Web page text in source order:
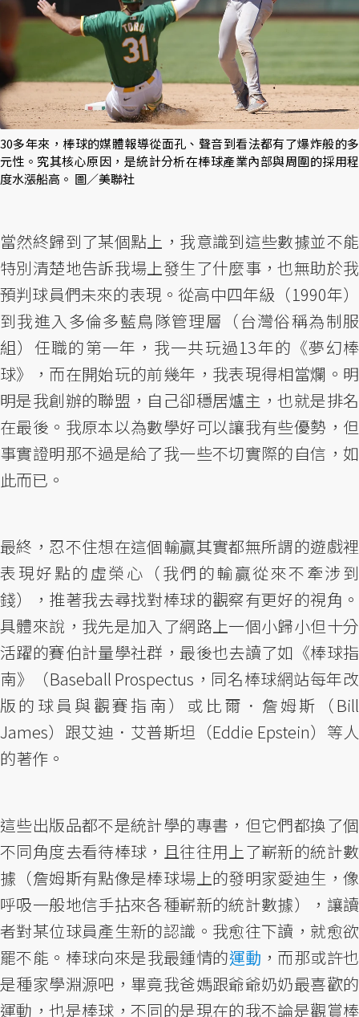
30多年來，棒球的媒體報導從面孔、聲音到看法都有了爆炸般的多
元性。究其核心原因，是統計分析在棒球產業內部與周圍的採用程
度水漲船高。 圖／美聯社
當然終歸到了某個點上，我意識到這些數據並不能
特別清楚地告訴我場上發生了什麼事，也無助於我
預判球員們未來的表現。從高中四年級（1990年）
到我進入多倫多藍鳥隊管理層（台灣俗稱為制服
組）任職的第一年，我一共玩過13年的《夢幻棒
球》，而在開始玩的前幾年，我表現得相當爛。明
明是我創辦的聯盟，自己卻穩居爐主，也就是排名
在最後。我原本以為數學好可以讓我有些優勢，但
事實證明那不過是給了我一些不切實際的自信，如
此而已。
最終，忍不住想在這個輸贏其實都無所謂的遊戲裡
表現好點的虛榮心（我們的輸贏從來不牽涉到
錢），推著我去尋找對棒球的觀察有更好的視角。
具體來說，我先是加入了網路上一個小歸小但十分
活躍的賽伯計量學社群，最後也去讀了如《棒球指
南》（Baseball Prospectus，同名棒球網站每年改
版的球員與觀賽指南）或比爾．詹姆斯（Bill
James）跟艾迪．艾普斯坦（Eddie Epstein）等人
的著作。
這些出版品都不是統計學的專書，但它們都換了個
不同角度去看待棒球，且往往用上了嶄新的統計數
據（詹姆斯有點像是棒球場上的發明家愛迪生，像
呼吸一般地信手拈來各種嶄新的統計數據），讓讀
者對某位球員產生新的認識。我愈往下讀，就愈欲
罷不能。棒球向來是我最鍾情的運動 ，而那或許也
是種家學淵源吧，畢竟我爸媽跟爺爺奶奶最喜歡的
運動，也是棒球，不同的是現在的我不論是觀賞棒